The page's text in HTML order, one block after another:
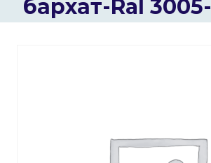
бархат-Ral